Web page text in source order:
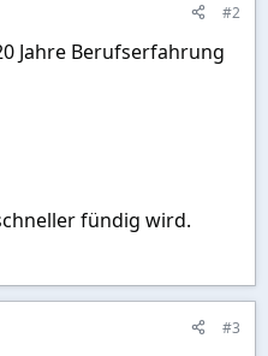
#2
Jahre Berufserfahrung
fündig wird.
#3